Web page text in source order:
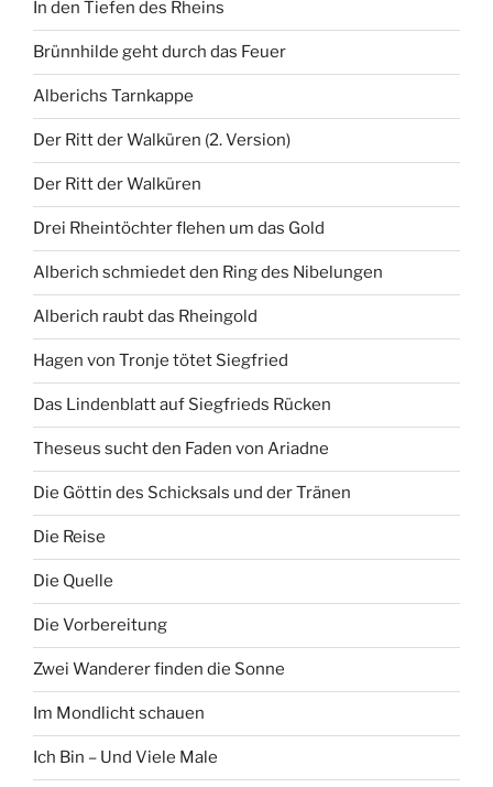
In den Tiefen des Rheins
Brünnhilde geht durch das Feuer
Alberichs Tarnkappe
Der Ritt der Walküren (2. Version)
Der Ritt der Walküren
Drei Rheintöchter flehen um das Gold
Alberich schmiedet den Ring des Nibelungen
Alberich raubt das Rheingold
Hagen von Tronje tötet Siegfried
Das Lindenblatt auf Siegfrieds Rücken
Theseus sucht den Faden von Ariadne
Die Göttin des Schicksals und der Tränen
Die Reise
Die Quelle
Die Vorbereitung
Zwei Wanderer finden die Sonne
Im Mondlicht schauen
Ich Bin – Und Viele Male